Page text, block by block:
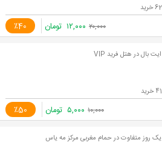
٪40 ۲۰,۰۰۰ ۱۲,۰۰۰ تومان
ایت بال در هتل فرید VIP
٪50 ۱۰,۰۰۰ ۵,۰۰۰ تومان
یک روز متفاوت در حمام مغربی مرکز مه یاس